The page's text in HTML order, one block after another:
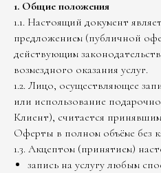
1. Общие положения
1.1. Настоящий документ
предложением (публичной
действующим
возмездного оказания услуг.
1.2. Лицо, осуществляющее
или использование
Клиент), считается
Оферты в полном объёме без
1.3. Акцептом (принятием)
запись на услугу любым